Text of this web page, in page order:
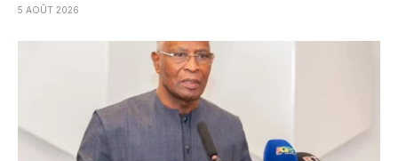
5 AOÛT 2026